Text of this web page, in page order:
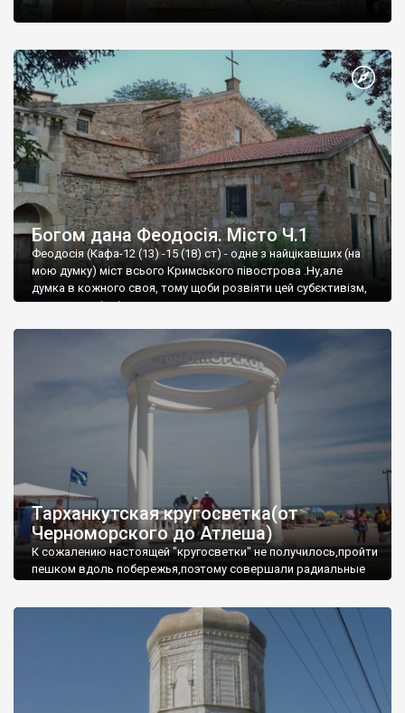
Богом дана Феодосія. Місто Ч.1
Феодосія (Кафа-12 (13) -15 (18) ст) - одне з найцікавіших (на
мою думку) міст всього Кримського півострова .Ну,але
думка в кожного своя, тому щоби розвіяти цей субєктивізм,
запрошую відвідати це
Тарханкутская кругосветка(от
Черноморского до Атлеша)
К сожалению настоящей "кругосветки" не получилось,пройти
пешком вдоль побережья,поэтому совершали радиальные